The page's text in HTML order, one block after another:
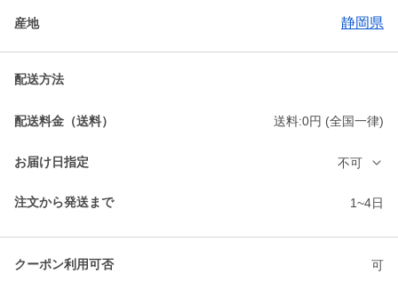
産地 静岡県
配送方法
配送料金（送料） 送料:0円 (全国一律)
お届け日指定 不可
注文から発送まで 1~4日
クーポン利用可否 可